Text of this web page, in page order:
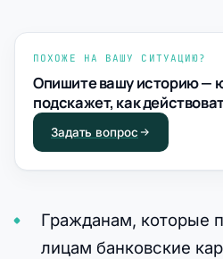
ПОХОЖЕ НА ВАШУ СИТУАЦИЮ?
Опишите вашу историю —
подскажет, как
Задать вопрос
Гражданам, которые
лицам банковские